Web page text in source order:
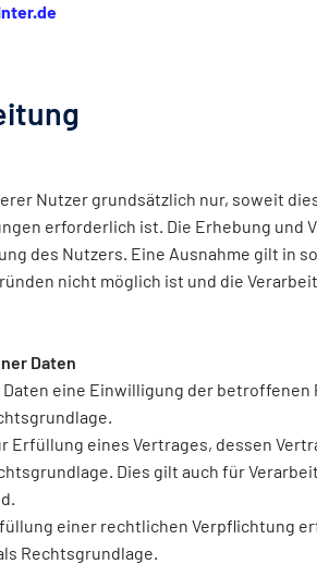
Nutzer grundsätzlich nur, soweit
erforderlich ist. Die Erhebung und
des Nutzers. Eine Ausnahme gilt in
nicht möglich ist und die
Daten
eine Einwilligung der betroffenen
Erfüllung eines Vertrages, dessen
Dies gilt auch für
einer rechtlichen Verpflichtung
Rechtsgrundlage.